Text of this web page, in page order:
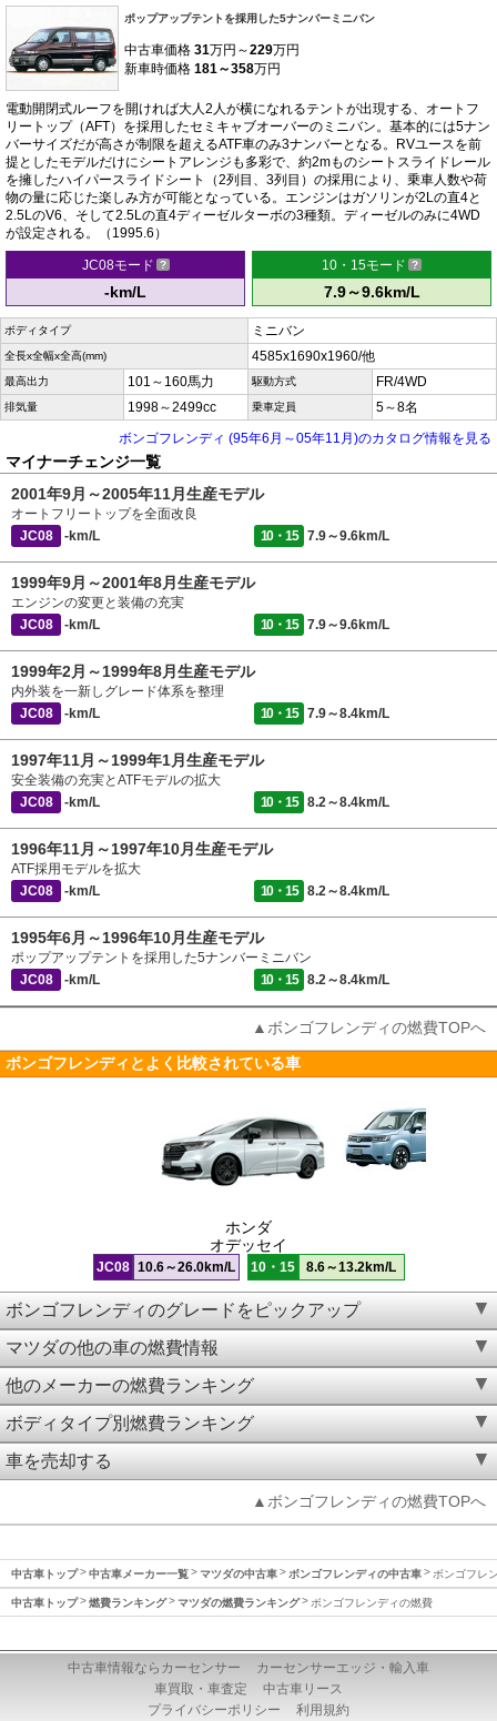
ポップアップテントを採用した5ナンバーミニバン
中古車価格 31万円～229万円
新車時価格 181～358万円
電動開閉式ルーフを開ければ大人2人が横になれるテントが出現する、オートフ
リートップ（AFT）を採用したセミキャブオーバーのミニバン。基本的には5ナン
バーサイズだが高さが制限を超えるATF車のみ3ナンバーとなる。RVユースを前
提としたモデルだけにシートアレンジも多彩で、約2mものシートスライドレール
を擁したハイパースライドシート（2列目、3列目）の採用により、乗車人数や荷
物の量に応じた楽しみ方が可能となっている。エンジンはガソリンが2Lの直4と
2.5LのV6、そして2.5Lの直4ディーゼルターボの3種類。ディーゼルのみに4WD
が設定される。（1995.6）
JC08モード
-km/L
10・15モード
7.9～9.6km/L
ボディタイプ ミニバン
全長x全幅x全高(mm) 4585x1690x1960/他
最高出力 101～160馬力 駆動方式 FR/4WD
排気量 1998～2499cc 乗車定員
5～8名
ボンゴフレンディ (95年6月～05年11月)のカタログ情報を見る
マイナーチェンジ一覧
2001年9月～2005年11月生産モデル
オートフリートップを全面改良
JC08
-km/L 10・15 7.9～9.6km/L
1999年9月～2001年8月生産モデル
エンジンの変更と装備の充実
JC08
-km/L 10・15 7.9～9.6km/L
1999年2月～1999年8月生産モデル
内外装を一新しグレード体系を整理
JC08
-km/L 10・15 7.9～8.4km/L
1997年11月～1999年1月生産モデル
安全装備の充実とATFモデルの拡大
JC08
-km/L 10・15 8.2～8.4km/L
1996年11月～1997年10月生産モデル
ATF採用モデルを拡大
JC08
-km/L 10・15 8.2～8.4km/L
1995年6月～1996年10月生産モデル
ポップアップテントを採用した5ナンバーミニバン
JC08
-km/L 10・15 8.2～8.4km/L
▲ボンゴフレンディの燃費TOPへ
ボンゴフレンディとよく比較されている車
ホンダ
オデッセイ
JC08 10.6～26.0km/L 10・15 8.6～13.2km/L
ボンゴフレンディのグレードをピックアップ
マツダの他の車の燃費情報
他のメーカーの燃費ランキング
ボディタイプ別燃費ランキング
車を売却する
▲ボンゴフレンディの燃費TOPへ
中古車トップ 中古車メーカー一覧 マツダの中古車 ボンゴフレンディの中古車 ボンゴフレ
中古車トップ 燃費ランキング マツダの燃費ランキング ボンゴフレンディの燃費
中古車情報ならカーセンサー
カーセンサーエッジ・輸入車
車買取・車査定
中古車リース
プライバシーポリシー
利用規約